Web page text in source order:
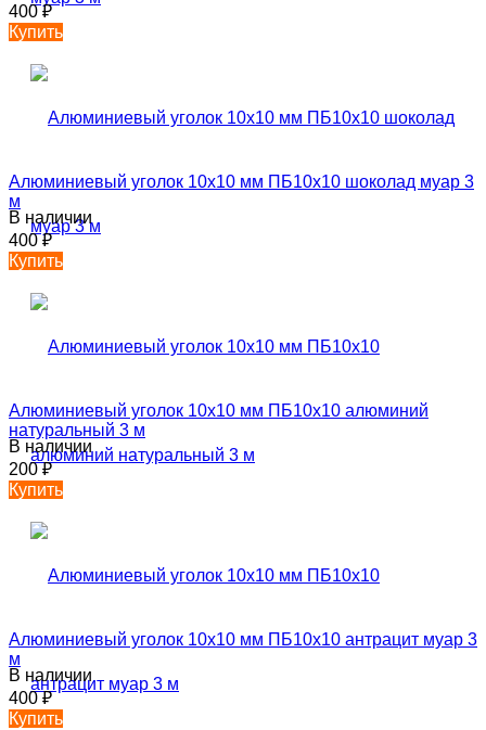
400₽
Купить
Алюминиевый уголок 10х10 мм ПБ10х10 шоколад муар 3
м
В наличии
400₽
Купить
Алюминиевый уголок 10х10 мм ПБ10х10 алюминий
натуральный 3 м
В наличии
200₽
Купить
Алюминиевый уголок 10х10 мм ПБ10х10 антрацит муар 3
м
В наличии
400₽
Купить